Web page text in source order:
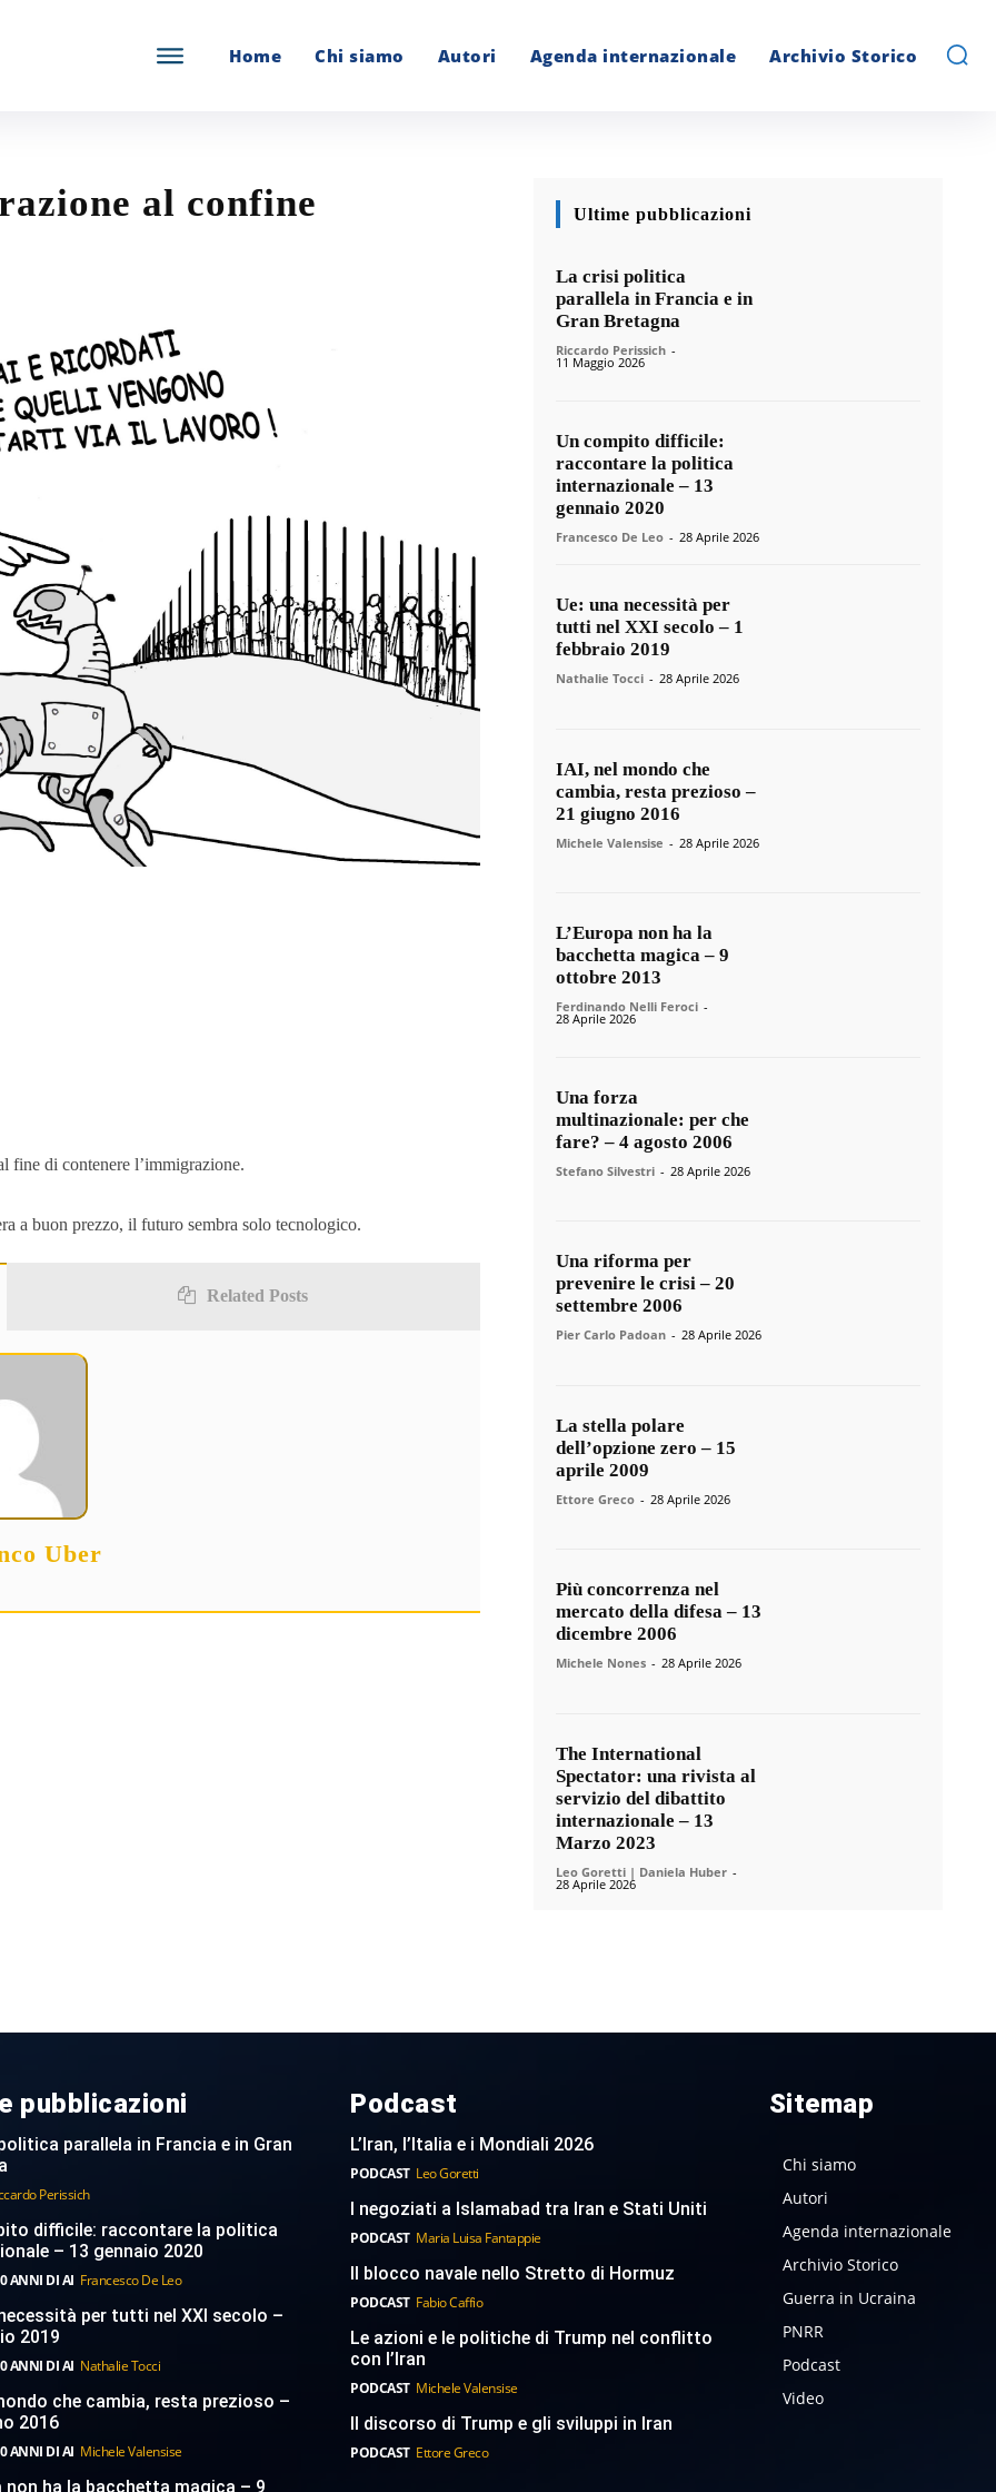
Home Chi siamo Autori Agenda internazionale Archivio Storico
al confine
fine di contenere l’immigrazione.
a buon prezzo, il futuro sembra solo tecnologico.
Related Posts
Uber
Ultime pubblicazioni
La crisi politica
parallela in Francia e in
Gran Bretagna
Riccardo Perissich -
11 Maggio 2026
Un compito difficile:
raccontare la politica
internazionale – 13
gennaio 2020
Francesco De Leo - 28 Aprile 2026
Ue: una necessità per
tutti nel XXI secolo – 1
febbraio 2019
Nathalie Tocci - 28 Aprile 2026
IAI, nel mondo che
cambia, resta prezioso –
21 giugno 2016
Michele Valensise - 28 Aprile 2026
L’Europa non ha la
bacchetta magica – 9
ottobre 2013
Ferdinando Nelli Feroci -
28 Aprile 2026
Una forza
multinazionale: per che
fare? – 4 agosto 2006
Stefano Silvestri - 28 Aprile 2026
Una riforma per
prevenire le crisi – 20
settembre 2006
Pier Carlo Padoan - 28 Aprile 2026
La stella polare
dell’opzione zero – 15
aprile 2009
Ettore Greco - 28 Aprile 2026
Più concorrenza nel
mercato della difesa – 13
dicembre 2006
Michele Nones - 28 Aprile 2026
The International
Spectator: una rivista al
servizio del dibattito
internazionale – 13
Marzo 2023
Leo Goretti | Daniela Huber -
28 Aprile 2026
pubblicazioni
parallela in Francia e in Gran
Perissich
difficile: raccontare la politica
– 13 gennaio 2020
ANNI DI AI Francesco De Leo
per tutti nel XXI secolo –
2019
ANNI DI AI Nathalie Tocci
che cambia, resta prezioso –
2016
ANNI DI AI Michele Valensise
non ha la bacchetta magica – 9
Podcast
L’Iran, l’Italia e i Mondiali 2026
PODCAST Leo Goretti
I negoziati a Islamabad tra Iran e Stati Uniti
PODCAST Maria Luisa Fantappie
Il blocco navale nello Stretto di Hormuz
PODCAST Fabio Caffio
Le azioni e le politiche di Trump nel conflitto
con l’Iran
PODCAST Michele Valensise
Il discorso di Trump e gli sviluppi in Iran
PODCAST Ettore Greco
Sitemap
Chi siamo
Autori
Agenda internazionale
Archivio Storico
Guerra in Ucraina
PNRR
Podcast
Video